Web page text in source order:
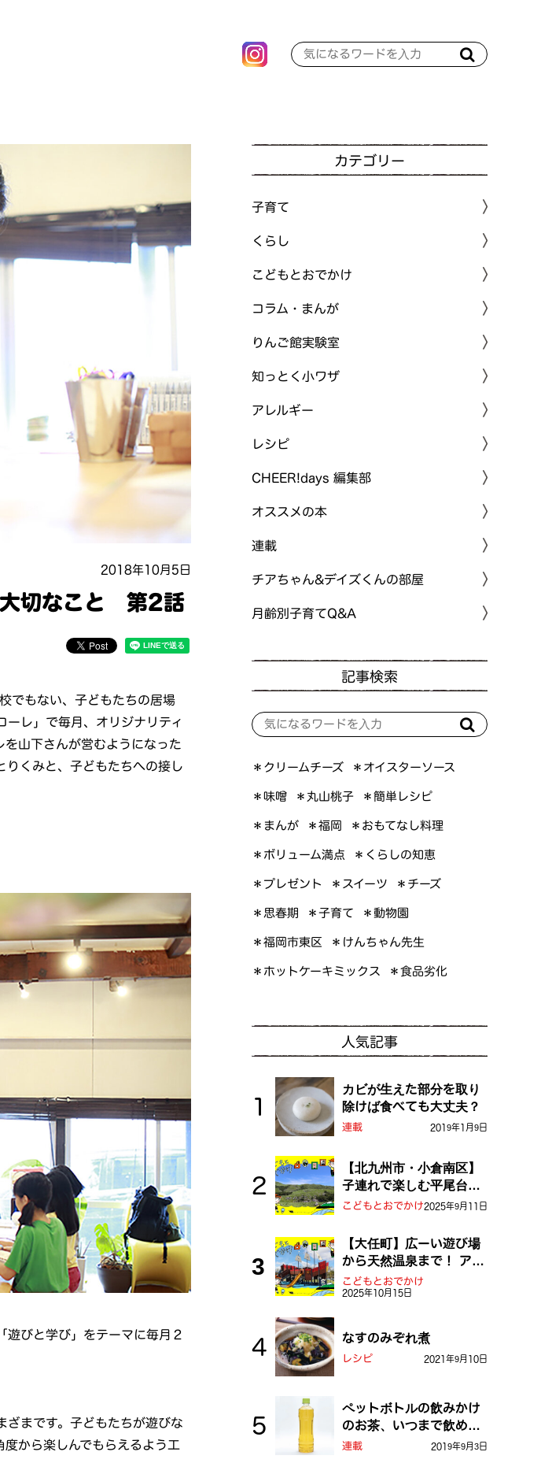
2018年10月5日
大切なこと 第2話
でもない、子どもたちの居場
レ」で毎月、オリジナリティ
を山下さんが営むようになった
りくみと、子どもたちへの接し
遊びと学び」をテーマに毎月２
ざまです。子どもたちが遊びな
から楽しんでもらえるよう工
カテゴリー
子育て
くらし
こどもとおでかけ
コラム・まんが
りんご館実験室
知っとく小ワザ
アレルギー
レシピ
CHEER!days 編集部
オススメの本
連載
チアちゃん&デイズくんの部屋
月齢別子育てQ&A
記事検索
＊クリームチーズ ＊オイスターソース
＊味噌 ＊丸山桃子 ＊簡単レシピ
＊まんが ＊福岡 ＊おもてなし料理
＊ボリューム満点 ＊くらしの知恵
＊プレゼント ＊スイーツ ＊チーズ
＊思春期 ＊子育て ＊動物園
＊福岡市東区 ＊けんちゃん先生
＊ホットケーキミックス ＊食品劣化
人気記事
カビが生えた部分を取り
除けば食べても大丈夫？
連載 2019年1月9日
【北九州市・小倉南区】
子連れで楽しむ平尾台！
ふしぎな草原や千仏鍾乳
こどもとおでかけ2025年9月11日
【大任町】広ーい遊び場
から天然温泉まで！ アミ
ューズメントな道の駅・
おおとう桜街道
こどもとおでかけ
2025年10月15日
なすのみぞれ煮
レシピ 2021年9月10日
ペットボトルの飲みかけ
のお茶、いつまで飲め
る？
連載 2019年9月3日